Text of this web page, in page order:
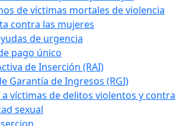
de víctimas mortales de violencia
contra las mujeres
de urgencia
pago único
de Inserción (RAI)
Garantía de Ingresos (RGI)
a víctimas de delitos violentos y contra
sexual